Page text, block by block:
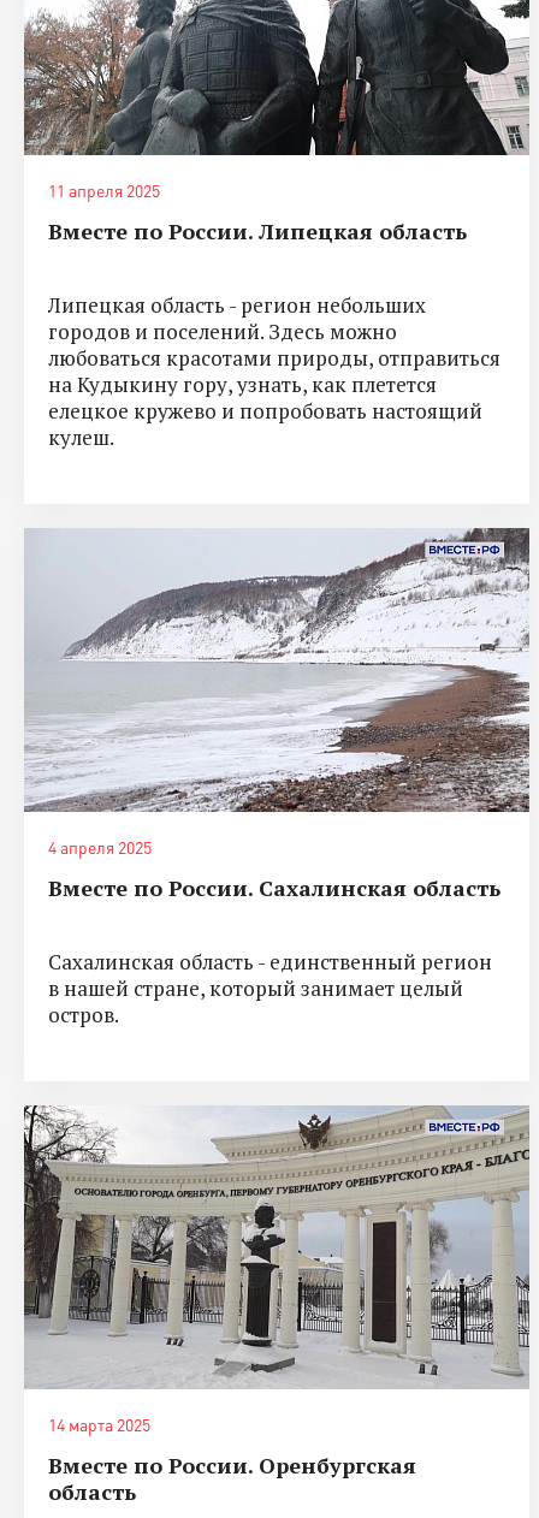
11 апреля 2025
Вместе по России. Липецкая область
Липецкая область - регион небольших
городов и поселений. Здесь можно
любоваться красотами природы, отправиться
на Кудыкину гору, узнать, как плетется
елецкое кружево и попробовать настоящий
кулеш.
4 апреля 2025
Вместе по России. Сахалинская область
Сахалинская область - единственный регион
в нашей стране, который занимает целый
остров.
14 марта 2025
Вместе по России. Оренбургская
область